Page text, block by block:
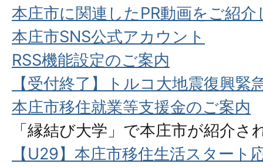
本庄市に関連したPR動画をご紹介
本庄市SNS公式アカウント
RSS機能設定のご案内
【受付終了】トルコ大地震復興緊
本庄市移住就業等支援金のご案内
「縁結び大学」で本庄市が紹介さ
【U29】本庄市移住生活スタート